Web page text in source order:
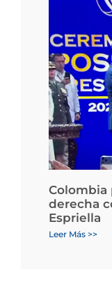
Colombia
derecha
Espriella
Leer Más >>